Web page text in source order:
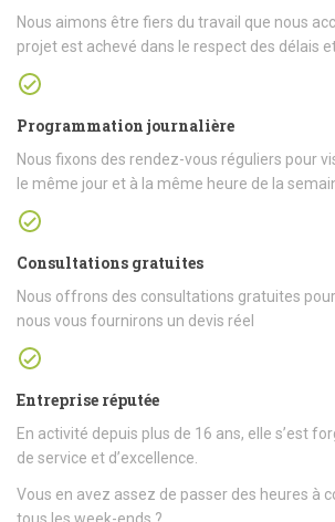
Nous aimons être fiers du travail que nous
projet est achevé dans le respect des délais
Programmation journalière
Nous fixons des rendez-vous réguliers pour
le même jour et à la même heure de la
Consultations gratuites
Nous offrons des consultations gratuites
nous vous fournirons un devis réel
Entreprise réputée
En activité depuis plus de 16 ans, elle s’est
de service et d’excellence.
Vous en avez assez de passer des heures à